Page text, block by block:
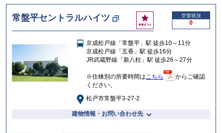
け
る
常盤平セントラルハイツ
お
気
入
り
空室状況
0
京成松戸線「常盤平」駅 徒歩10～11分
京成松戸線「五香」駅 徒歩16分
JR武蔵野線「新八柱」駅 徒歩26～27分
※住棟別の所要時間はこちら
からご確認
ください。
松戸市常盤平3-27-2
建物情報・お問い合わせ先